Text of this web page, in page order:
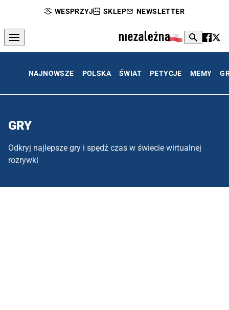
WESPRZYJ SKLEP NEWSLETTER
NAJNOWSZE POLSKA ŚWIAT PETYCJE MEMY
GRY
Odkryj najlepsze gry i spędź czas w świecie wirtualnej
rozrywki